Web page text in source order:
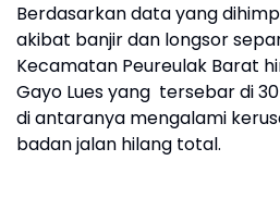
Berdasarkan data yang
akibat banjir dan longsor
Kecamatan Peureulak Barat
Gayo Lues yang tersebar di
di antaranya mengalami
badan jalan hilang total.